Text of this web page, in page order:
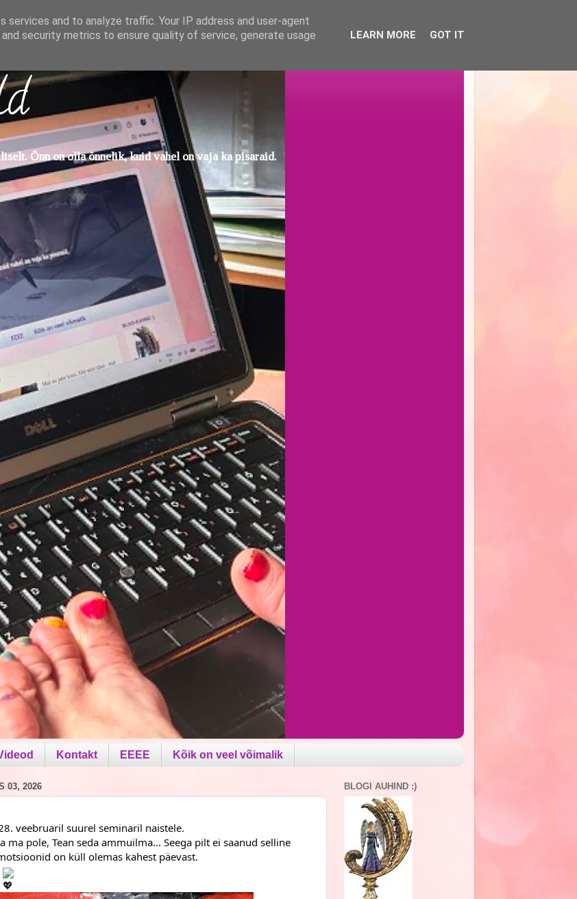
Õnn on olla õnnelik, kuid vahel on vaja ka pisaraid.
Kontakt EEEE Kõik on veel võimalik
03, 2026
veebruaril suurel seminaril naistele.
ma pole, Tean seda ammuilma... Seega pilt ei saanud selline
on küll olemas kahest päevast.
BLOGI AUHIND :)
and to analyze traffic. Your IP address and user-agent
security metrics to ensure quality of service, generate usage
LEARN MORE GOT IT